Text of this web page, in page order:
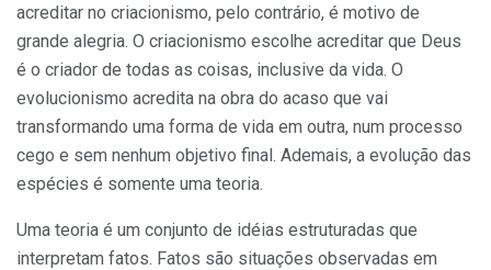
acreditar no criacionismo, pelo contrário, é motivo de
grande alegria. O criacionismo escolhe acreditar que Deus
é o criador de todas as coisas, inclusive da vida. O
evolucionismo acredita na obra do acaso que vai
transformando uma forma de vida em outra, num processo
cego e sem nenhum objetivo final. Ademais, a evolução das
espécies é somente uma teoria.
Uma teoria é um conjunto de idéias estruturadas que
interpretam fatos. Fatos são situações observadas em